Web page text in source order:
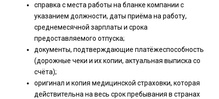
справка с места работы на бланке компании с
указанием должности, даты приёма на работу,
среднемесячной зарплаты и срока
предоставляемого отпуска;
документы, подтверждающие платёжеспособность
(дорожные чеки и их копии, актуальная выписка со
счёта);
оригинал и копия медицинской страховки, которая
действительна на весь срок пребывания в странах